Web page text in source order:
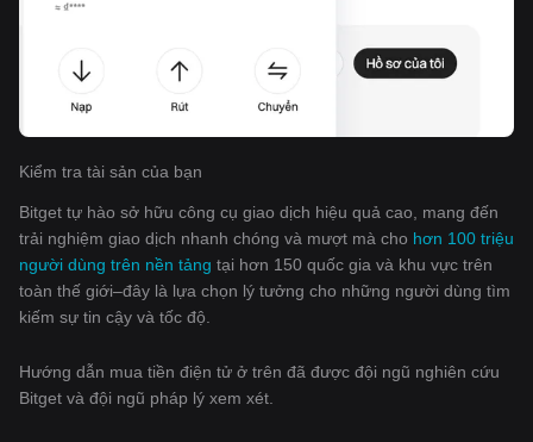
Kiểm tra tài sản của bạn
Bitget tự hào sở hữu công cụ giao dịch hiệu quả cao, mang đến
trải nghiệm giao dịch nhanh chóng và mượt mà cho hơn 100 triệu
người dùng trên nền tảng tại hơn 150 quốc gia và khu vực trên
toàn thế giới–đây là lựa chọn lý tưởng cho những người dùng tìm
kiếm sự tin cậy và tốc độ.
Hướng dẫn mua tiền điện tử ở trên đã được đội ngũ nghiên cứu
Bitget và đội ngũ pháp lý xem xét.